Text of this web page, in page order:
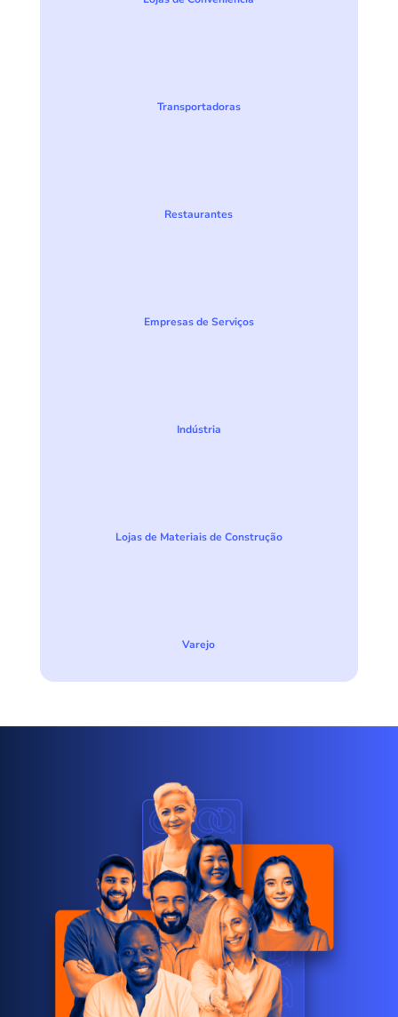
Transportadoras
Restaurantes
Empresas de Serviços
Indústria
Lojas de Materiais de Construção
Varejo